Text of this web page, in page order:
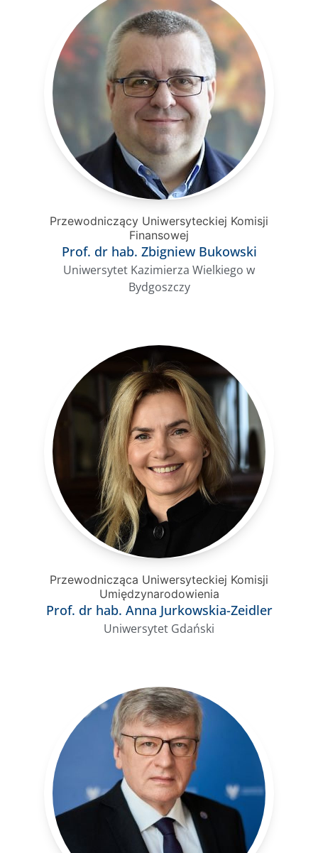
Przewodniczący Uniwersyteckiej Komisji
Finansowej
Prof. dr hab. Zbigniew Bukowski
Uniwersytet Kazimierza Wielkiego w
Bydgoszczy
Przewodnicząca Uniwersyteckiej Komisji
Umiędzynarodowienia
Prof. dr hab. Anna Jurkowskia-Zeidler
Uniwersytet Gdański